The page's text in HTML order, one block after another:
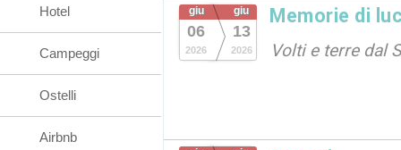
giu
06
2026
giu
13
2026
Memorie di
Volti e terre dal
Hotel
Campeggi
Ostelli
Airbnb